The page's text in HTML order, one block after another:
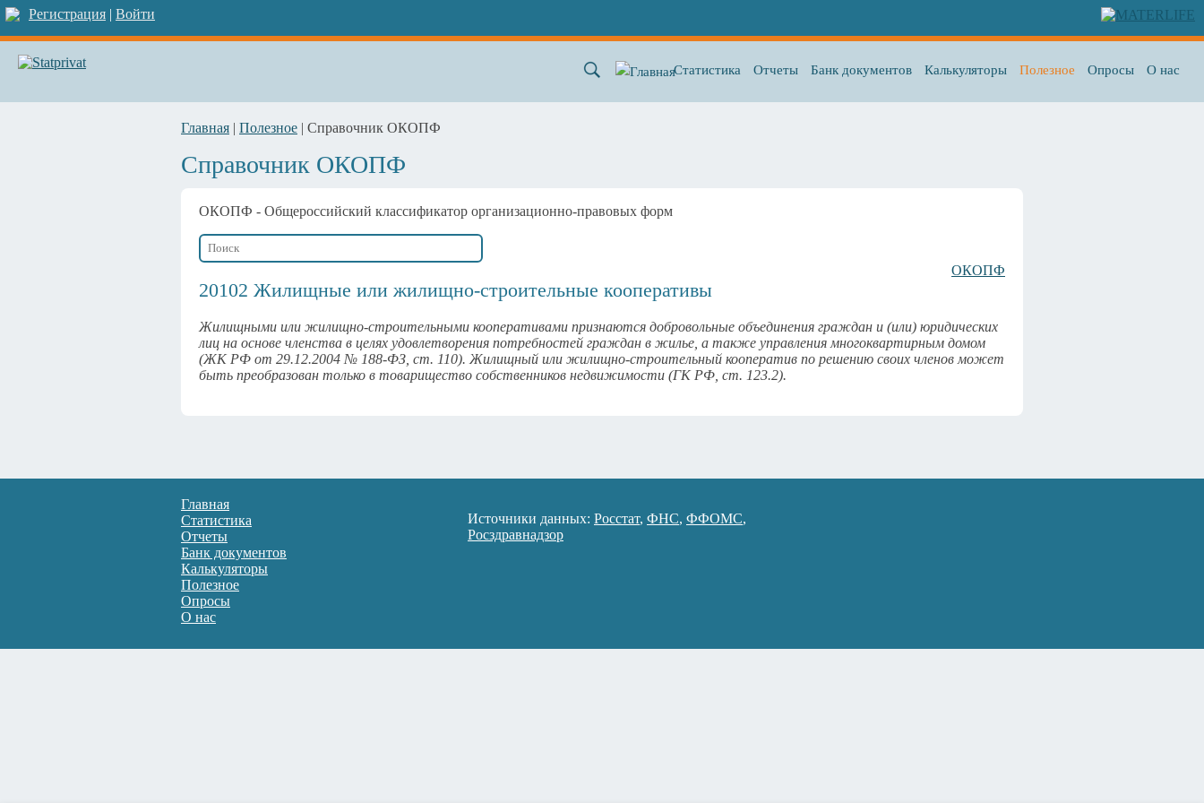
Регистрация | Войти
Статистика Отчеты Банк документов Калькуляторы Полезное Опросы О нас
Главная | Полезное | Справочник ОКОПФ
Справочник ОКОПФ
ОКОПФ - Общероссийский классификатор организационно-правовых форм
ОКОПФ
20102 Жилищные или жилищно-строительные кооперативы
Жилищными или жилищно-строительными кооперативами признаются добровольные объединения граждан и (или) юридических
лиц на основе членства в целях удовлетворения потребностей граждан в жилье, а также управления многоквартирным домом
(ЖК РФ от 29.12.2004 № 188-ФЗ, ст. 110). Жилищный или жилищно-строительный кооператив по решению своих членов может
быть преобразован только в товарищество собственников недвижимости (ГК РФ, ст. 123.2).
Главная
Статистика
Отчеты
Банк документов
Калькуляторы
Полезное
Опросы
О нас
Источники данных: Росстат, ФНС, ФФОМС,
Росздравнадзор